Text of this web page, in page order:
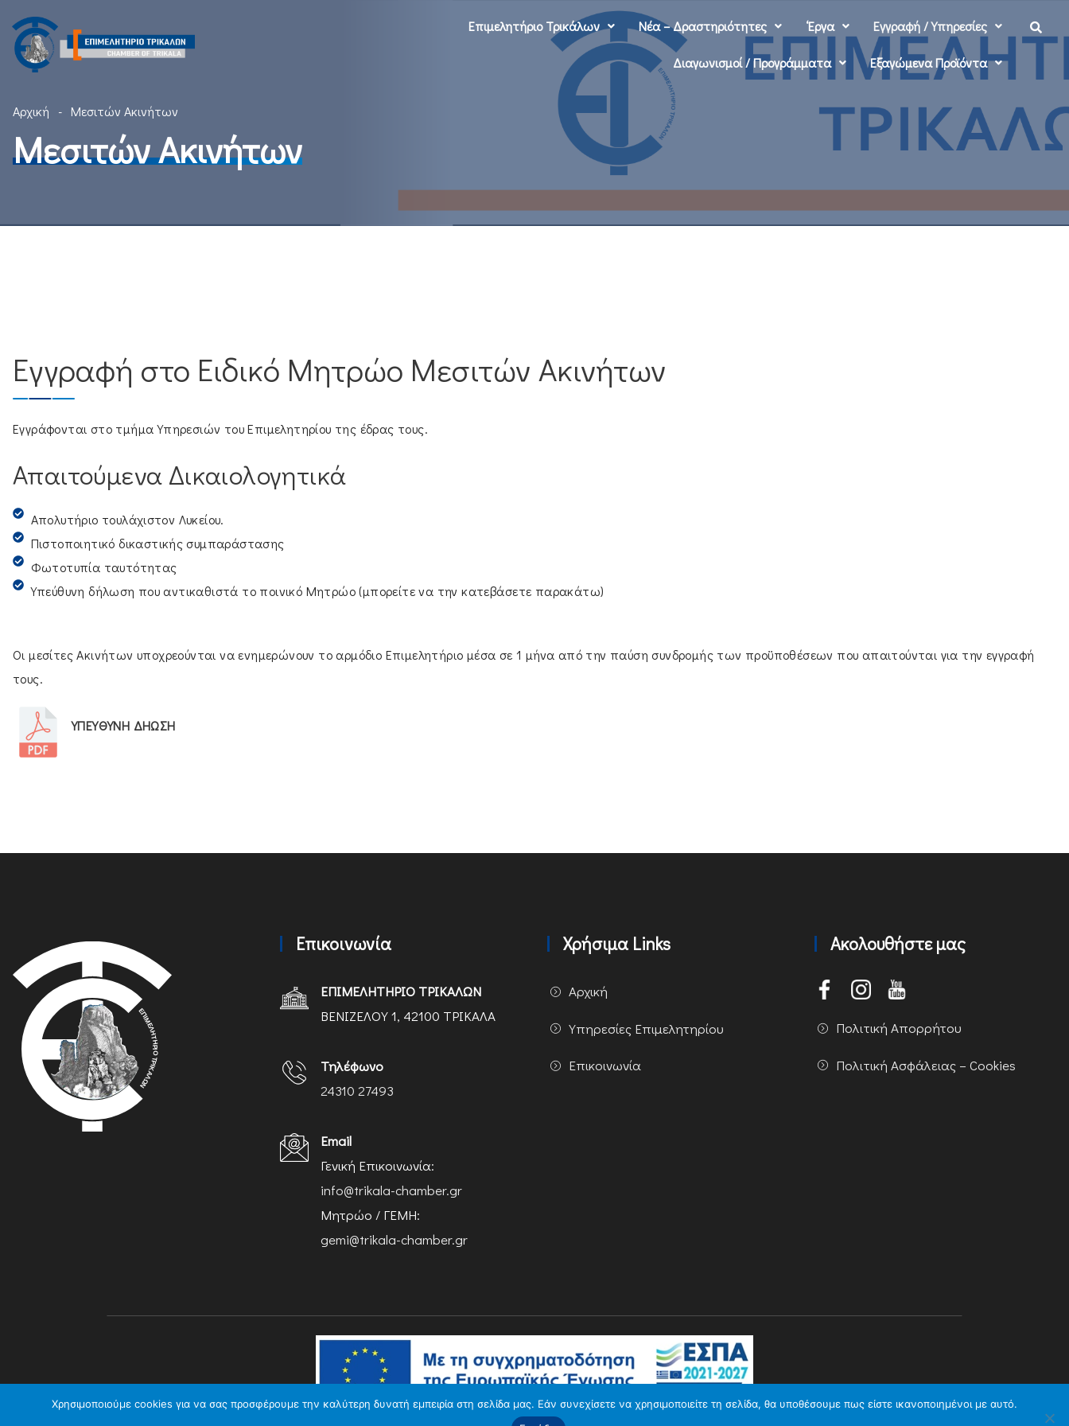
Επιμελητήριο Τρικάλων Νέα – Δραστηριότητες ‘Εργα Εγγραφή / Υπηρεσίες
Διαγωνισμοί / Προγράμματα Εξαγώμενα Προϊόντα
Αρχική Μεσιτών Ακινήτων
Μεσιτών Ακινήτων
Εγγραφή στο Ειδικό Μητρώο Μεσιτών Ακινήτων
Εγγράφονται στο τμήμα Υπηρεσιών του Επιμελητηρίου της έδρας τους.
Απαιτούμενα Δικαιολογητικά
Απολυτήριο τουλάχιστον Λυκείου.
Πιστοποιητικό δικαστικής συμπαράστασης
Φωτοτυπία ταυτότητας
Υπεύθυνη δήλωση που αντικαθιστά το ποινικό Μητρώο (μπορείτε να την κατεβάσετε παρακάτω)
Οι μεσίτες Ακινήτων υποχρεούνται να ενημερώνουν το αρμόδιο Επιμελητήριο μέσα σε 1 μήνα από την παύση συνδρομής των προϋποθέσεων που απαιτούνται για την εγγραφή
τους.
ΥΠΕΥΘΥΝΗ ΔΗΩΣΗ
Επικοινωνία
ΕΠΙΜΕΛΗΤΗΡΙΟ ΤΡΙΚΑΛΩΝ
ΒΕΝΙΖΕΛΟΥ 1, 42100 ΤΡΙΚΑΛΑ
Τηλέφωνο
24310 27493
Email
Γενική Επικοινωνία:
info@trikala-chamber.gr
Μητρώο / ΓΕΜΗ:
gemi@trikala-chamber.gr
Χρήσιμα Links
Αρχική
Υπηρεσίες Επιμελητηρίου
Επικοινωνία
Ακολουθήστε μας
Πολιτική Απορρήτου
Πολιτική Ασφάλειας – Cookies
Χρησιμοποιούμε cookies για να σας προσφέρουμε την καλύτερη δυνατή εμπειρία στη σελίδα μας. Εάν συνεχίσετε να χρησιμοποιείτε τη σελίδα, θα υποθέσουμε πως είστε ικανοποιημένοι με αυτό.